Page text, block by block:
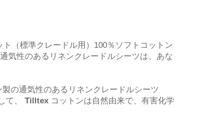
（標準クレードル用）100％ソフトコットン
気性のあるリネンクレードルシーツは、あな
の通気性のあるリネンクレードルシーツ
て、 Tilltex コットンは自然由来で、有害化学